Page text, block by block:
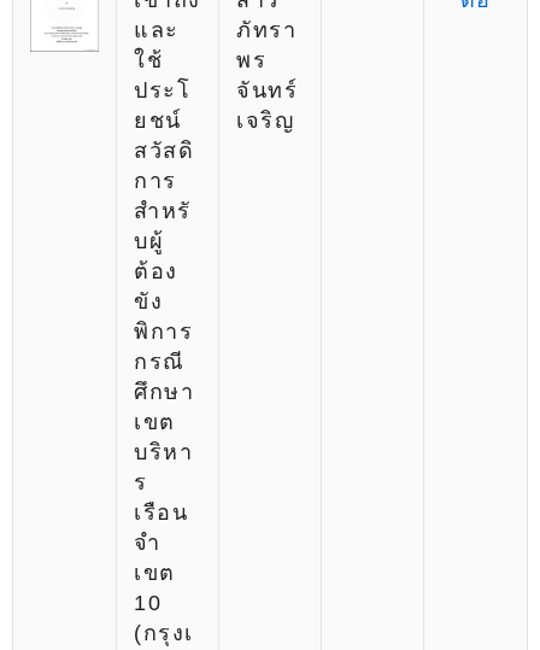
และ
ใช้
ประโ
ยชน์
สวัสดิ
การ
สำหรั
บผู้
ต้อง
ขัง
พิการ
กรณี
ศึกษา
เขต
บริหา
ร
เรือน
จำ
เขต
10
(กรุงเ
ภัทรา
พร
จันทร์
เจริญ